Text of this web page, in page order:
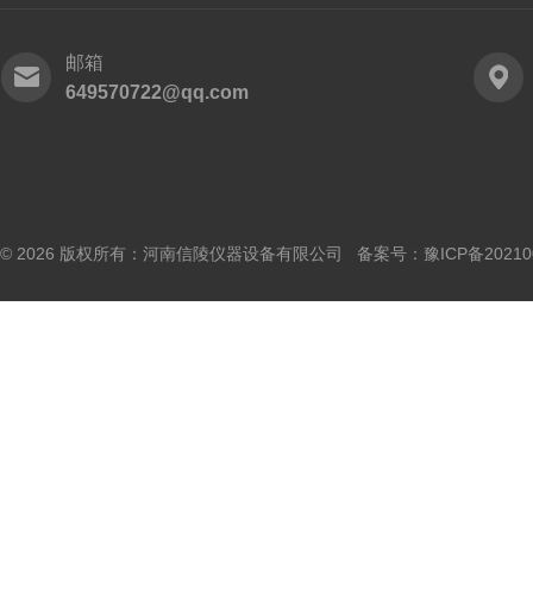
邮箱
649570722@qq.com
© 2026 版权所有：河南信陵仪器设备有限公司 备案号： 豫ICP备